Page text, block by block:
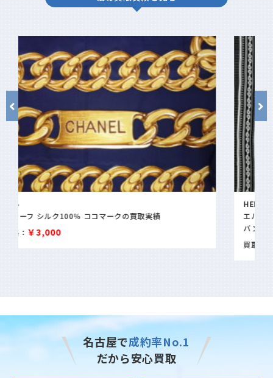
エルメス カレジェアン カレ140「Les Cles Bandana レクレ
バンダナ」カシシル 大判ストール
名古屋で成約率No.1
だから安心買取